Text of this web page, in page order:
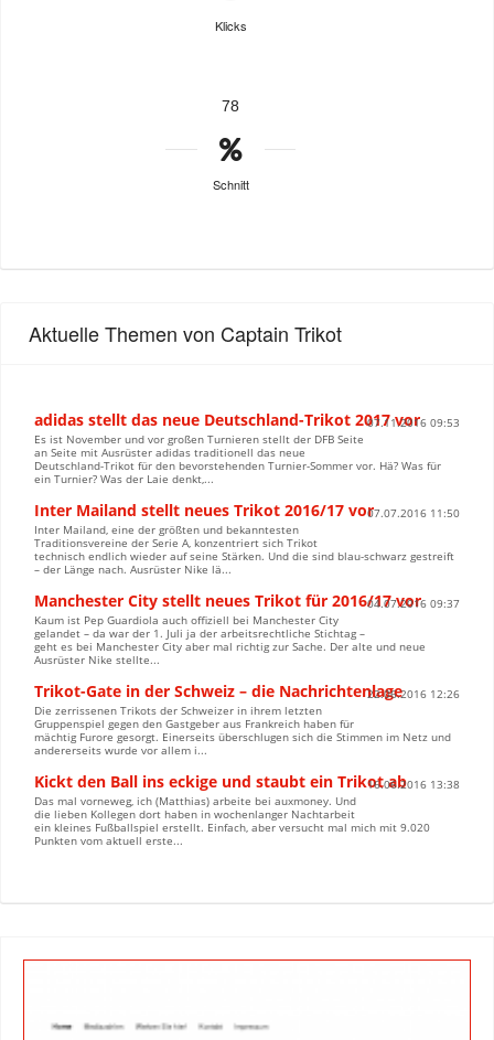
Klicks
78
Schnitt
Aktuelle Themen von Captain Trikot
adidas stellt das neue Deutschland-Trikot 2017 vor
07.11.2016 09:53
Es ist November und vor großen Turnieren stellt der DFB Seite
an Seite mit Ausrüster adidas traditionell das neue
Deutschland-Trikot für den bevorstehenden Turnier-Sommer vor. Hä? Was für
ein Turnier? Was der Laie denkt,...
Inter Mailand stellt neues Trikot 2016/17 vor07.07.2016 11:50
Inter Mailand, eine der größten und bekanntesten
Traditionsvereine der Serie A, konzentriert sich Trikot
technisch endlich wieder auf seine Stärken. Und die sind blau-schwarz gestreift
– der Länge nach. Ausrüster Nike lä...
Manchester City stellt neues Trikot für 2016/17 vor
04.07.2016 09:37
Kaum ist Pep Guardiola auch offiziell bei Manchester City
gelandet – da war der 1. Juli ja der arbeitsrechtliche Stichtag –
geht es bei Manchester City aber mal richtig zur Sache. Der alte und neue
Ausrüster Nike stellte...
Trikot-Gate in der Schweiz – die Nachrichtenlage22.06.2016 12:26
Die zerrissenen Trikots der Schweizer in ihrem letzten
Gruppenspiel gegen den Gastgeber aus Frankreich haben für
mächtig Furore gesorgt. Einerseits überschlugen sich die Stimmen im Netz und
andererseits wurde vor allem i...
Kickt den Ball ins eckige und staubt ein Trikot ab16.06.2016 13:38
Das mal vorneweg, ich (Matthias) arbeite bei auxmoney. Und
die lieben Kollegen dort haben in wochenlanger Nachtarbeit
ein kleines Fußballspiel erstellt. Einfach, aber versucht mal mich mit 9.020
Punkten vom aktuell erste...